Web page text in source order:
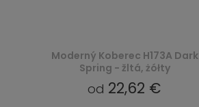
Moderný Koberec H173A Dark
Spring - žltá, żółty
od 22,62 €